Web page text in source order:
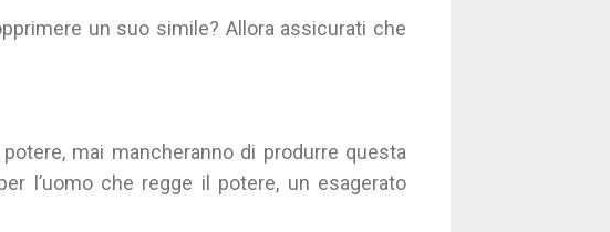
un suo simile? Allora assicurati che
mai mancheranno di produrre questa
l’uomo che regge il potere, un esagerato